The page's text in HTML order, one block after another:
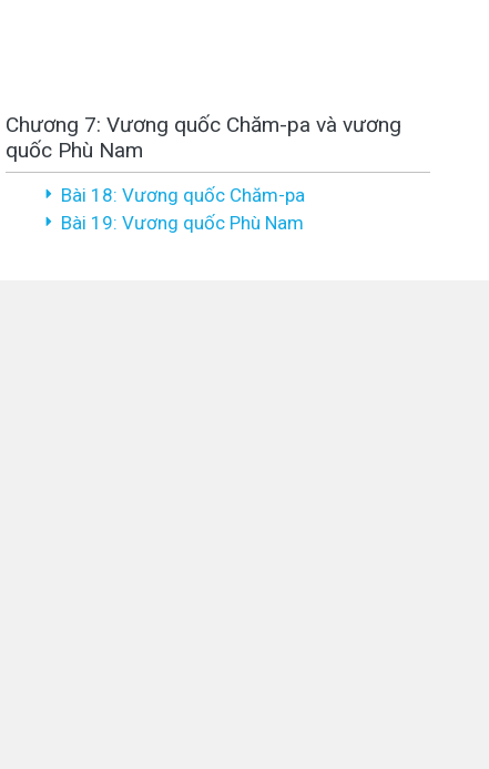
Chương 7: Vương quốc Chăm-pa và vương
quốc Phù Nam
Bài 18: Vương quốc Chăm-pa
Bài 19: Vương quốc Phù Nam